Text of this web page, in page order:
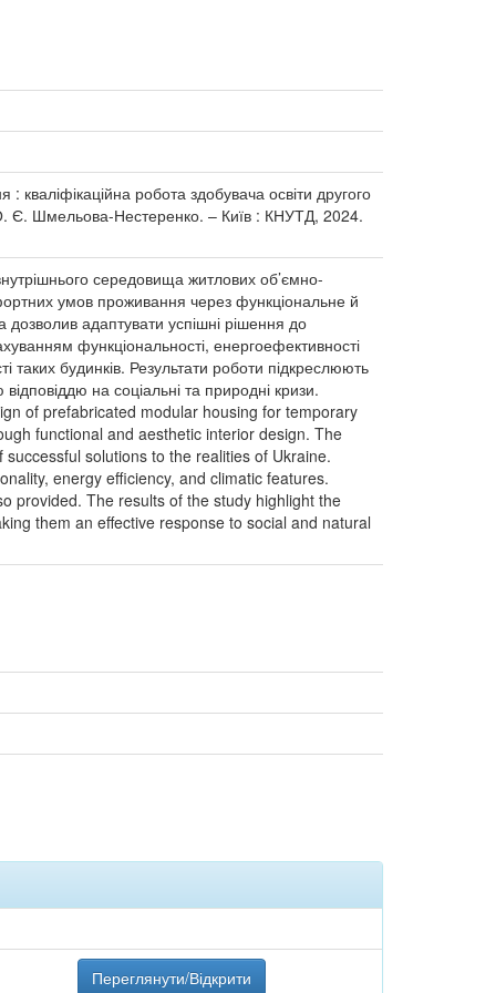
робота здобувача освіти другого
Є. Шмельова-Нестеренко. – Київ : КНУТД, 2024.
середовища житлових об’ємно-
умов проживання через функціональне й
дозволив адаптувати успішні рішення до
функціональності, енергоефективності
таких будинків. Результати роботи підкреслюють
на соціальні та природні кризи.
of prefabricated modular housing for temporary
functional and aesthetic interior design. The
solutions to the realities of Ukraine.
energy efficiency, and climatic features.
provided. The results of the study highlight the
them an effective response to social and natural
Переглянути/Відкрити